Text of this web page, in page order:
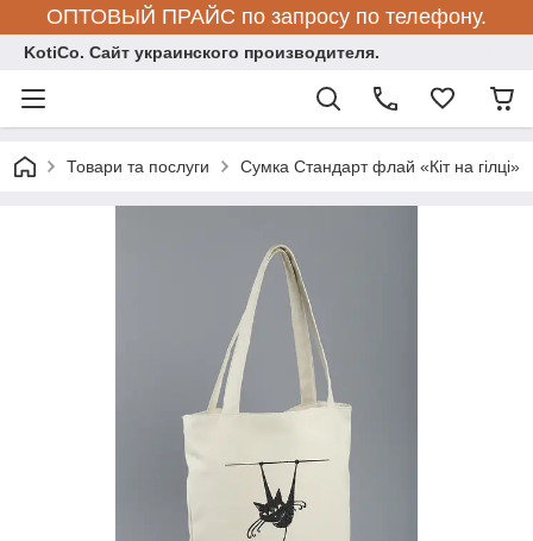
ОПТОВЫЙ ПРАЙС по запросу по телефону.
KotiCo. Сайт украинского производителя.
Товари та послуги Сумка Стандарт флай «Кіт на гілці»